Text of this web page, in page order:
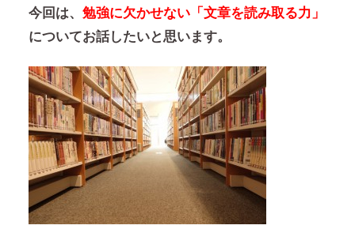
今回は、 勉強に欠かせない「文章を読み取る力」
についてお話したいと思います。